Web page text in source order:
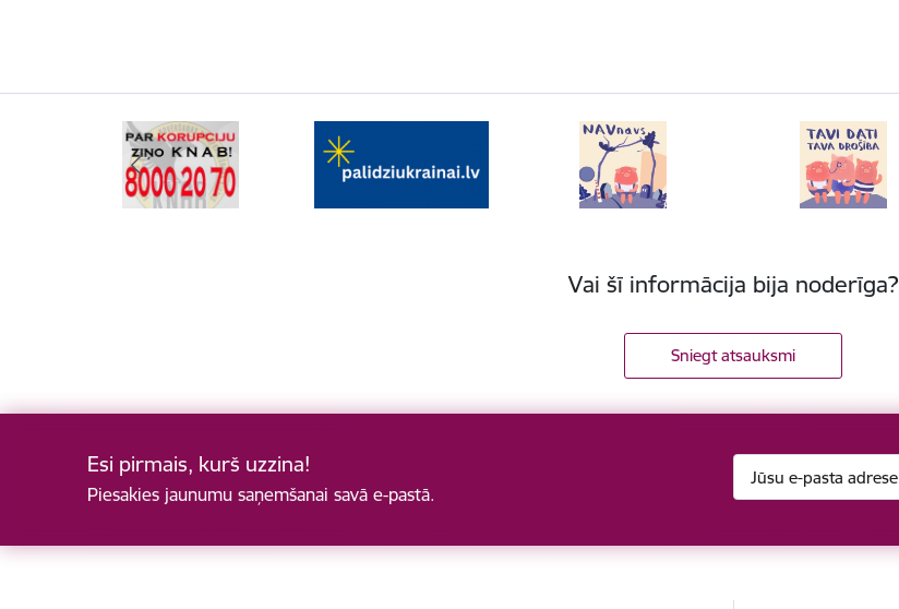
Vai šī informācija bija noderīga?
Sniegt atsauksmi
Esi pirmais, kurš uzzina!
Piesakies jaunumu saņemšanai savā e-pastā.